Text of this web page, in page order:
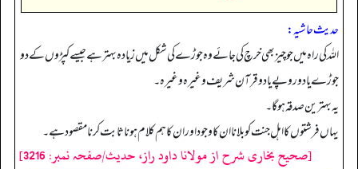
حدیث حاشیہ:
اللہ کی راہ میں جو چیز بھی خرچ کی جائے وہ جوڑے کی شکل میں زیادہ بہتر ہے جیسے کپڑوں کے دو
جوڑے یا دو روپے یا دو قرآن شریف وغیرہ وغیرہ۔
یہ بہترین صدقہ ہوگا۔
یہاں فرشتوں کا اہل جنت کو بلانا ان کا وجود اور ان کا ہم کلام ہونا ثابت کرنا مقصود ہے۔
[صحیح بخاری شرح از مولانا داود راز، حدیث/صفحہ نمبر: 3216]